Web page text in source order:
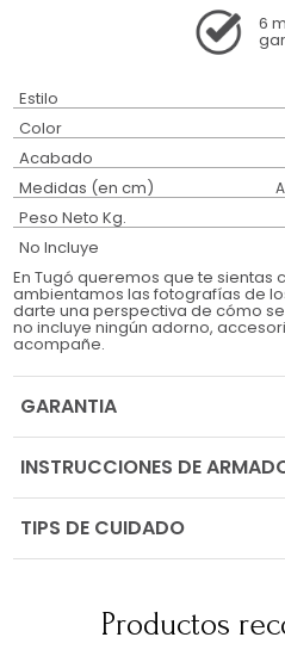
6
Estilo
Color
Acabado
Medidas (en cm)
Peso Neto Kg.
No Incluye
En Tugó queremos que te sientas
ambientamos las fotografías de
darte una perspectiva de cómo
no incluye ningún adorno,
acompañe.
GARANTIA
INSTRUCCIONES DE
TIPS DE CUIDADO
Productos